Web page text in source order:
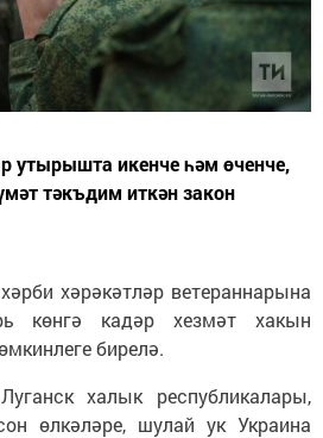
утырышта икенче һәм өченче,
тәкъдим иткән закон
хәрәкәтләр ветераннарына
көнгә кадәр хезмәт хакын
бирелә.
халык республикалары,
өлкәләре, шулай ук Украина